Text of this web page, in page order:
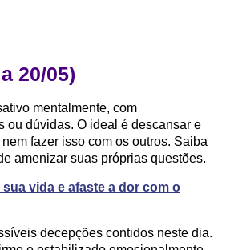
20/05)
mentalmente, com
ou dúvidas. O ideal é descansar e
fazer isso com os outros. Saiba
amenizar suas próprias questões.
vida e afaste a dor com o
decepções contidos neste dia.